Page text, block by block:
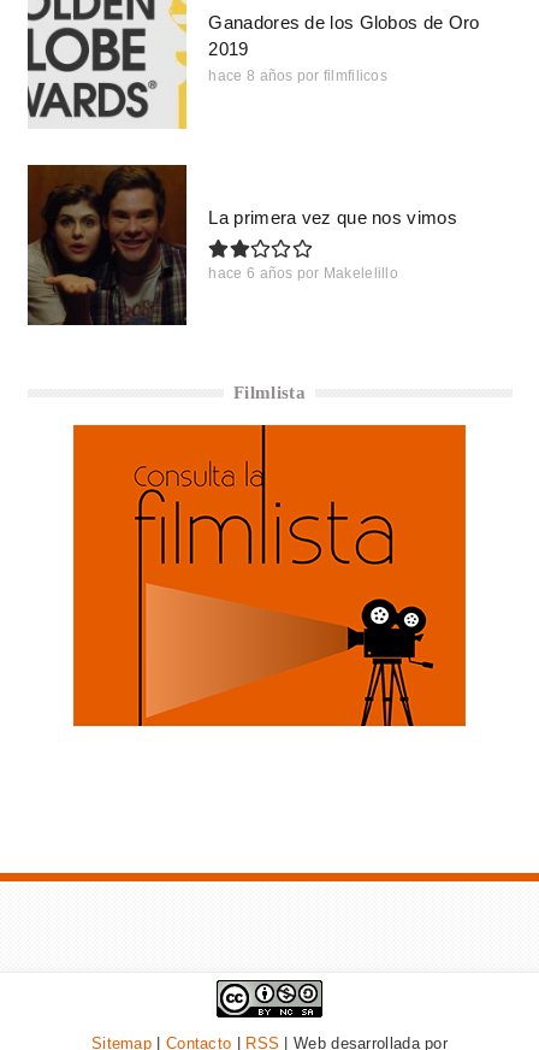
Ganadores de los Globos de Oro
2019
hace 8 años por filmfilicos
La primera vez que nos vimos
hace 6 años por Makelelillo
Filmlista
Sitemap Contacto RSS | Web desarrollada por